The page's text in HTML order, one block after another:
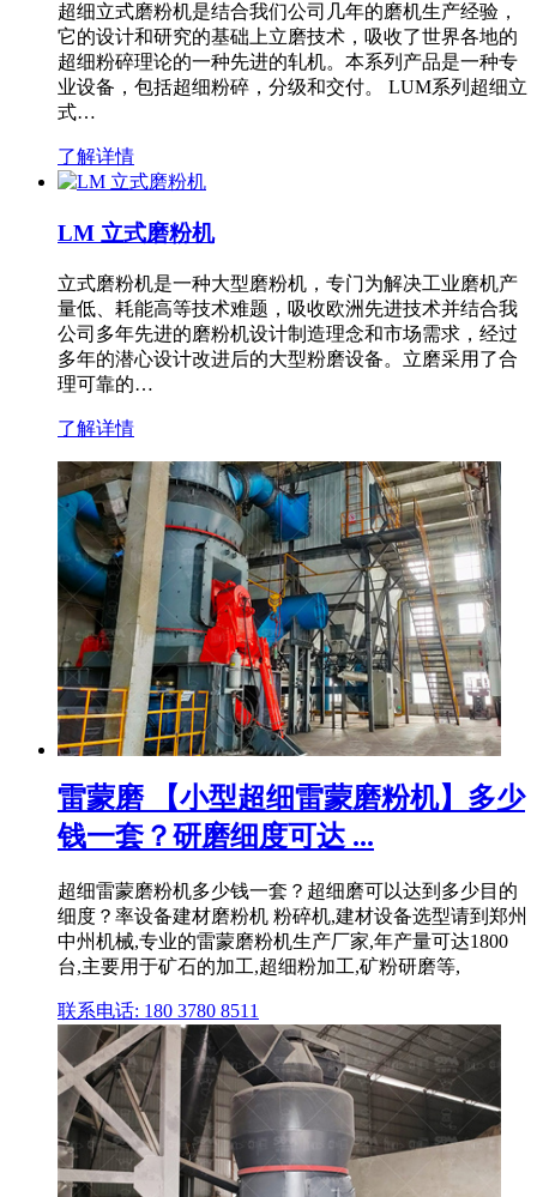
超细立式磨粉机是结合我们公司几年的磨机生产经验，
它的设计和研究的基础上立磨技术，吸收了世界各地的
超细粉碎理论的一种先进的轧机。本系列产品是一种专
业设备，包括超细粉碎，分级和交付。 LUM系列超细立
式…
了解详情
LM 立式磨粉机
立式磨粉机是一种大型磨粉机，专门为解决工业磨机产
量低、耗能高等技术难题，吸收欧洲先进技术并结合我
公司多年先进的磨粉机设计制造理念和市场需求，经过
多年的潜心设计改进后的大型粉磨设备。立磨采用了合
理可靠的…
了解详情
雷蒙磨 【小型超细雷蒙磨粉机】多少
钱一套？研磨细度可达 ...
超细雷蒙磨粉机多少钱一套？超细磨可以达到多少目的
细度？率设备建材磨粉机 粉碎机,建材设备选型请到郑州
中州机械,专业的雷蒙磨粉机生产厂家,年产量可达1800
台,主要用于矿石的加工,超细粉加工,矿粉研磨等,
联系电话: 180 3780 8511